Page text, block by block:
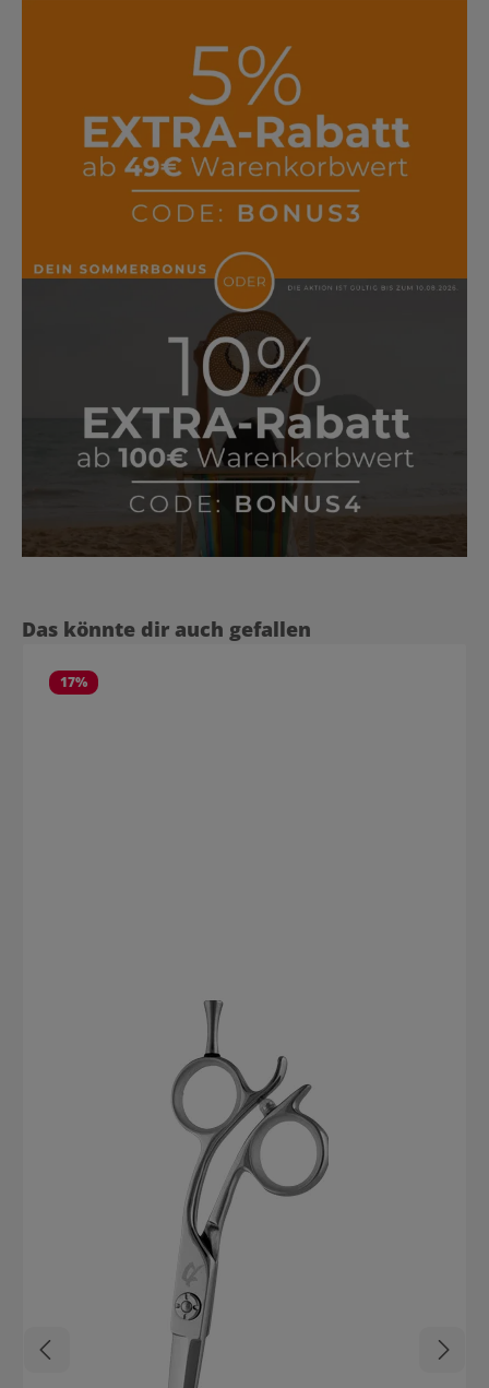
Produktgalerie überspringen
Das könnte dir auch gefallen
17%